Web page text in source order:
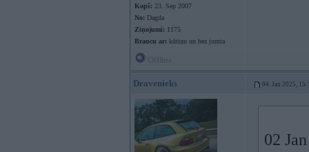
Kopš: 23. Sep 2007
No: Dagda
Ziņojumi: 1175
Braucu ar: kūtiņu un bez jumta
Dravenieks 04. Jan 2025,
02